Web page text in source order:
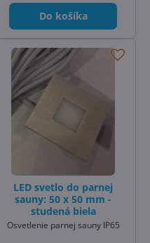
Do košíka
LED svetlo do parnej
sauny: 50 x 50 mm -
studená biela
Osvetlenie parnej sauny IP65